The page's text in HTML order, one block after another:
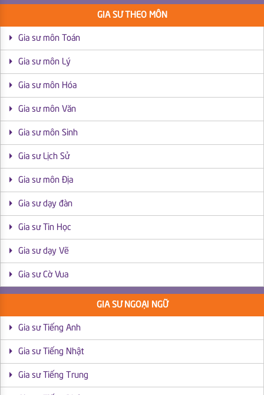
GIA SƯ THEO MÔN
Gia sư môn Toán
Gia sư môn Lý
Gia sư môn Hóa
Gia sư môn Văn
Gia sư môn Sinh
Gia sư Lịch Sử
Gia sư môn Địa
Gia sư dạy đàn
Gia sư Tin Học
Gia sư dạy Vẽ
Gia sư Cờ Vua
GIA SƯ NGOẠI NGỮ
Gia sư Tiếng Anh
Gia sư Tiếng Nhật
Gia sư Tiếng Trung